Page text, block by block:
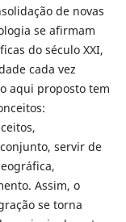
de novas
se afirmam
do século XXI,
cada vez
aqui proposto tem
servir de
Assim, o
se torna